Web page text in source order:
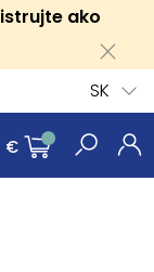
ako
SK
€